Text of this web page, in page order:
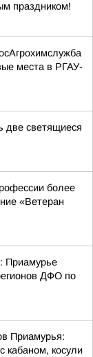
праздником!
места в РГАУ-
две светящиеся
более
«Ветеран
Приамурье
ДФО по
Приамурья:
кабаном, косули